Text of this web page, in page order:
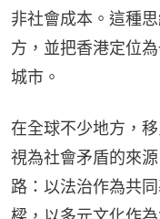
非社會成本。這種
方，並把香港定位
城市。
在全球不少地方，
視為社會矛盾的來
路：以法治作為共